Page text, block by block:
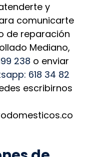
y
comunicarte
de reparación
Mediano,
238 o enviar
618 34 82
escribirnos